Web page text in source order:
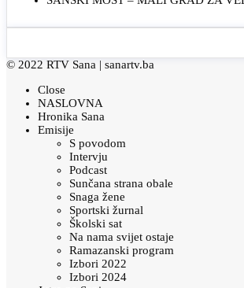
© 2022 RTV Sana | sanartv.ba
Close
NASLOVNA
Hronika Sana
Emisije
S povodom
Intervju
Podcast
Sunčana strana obale
Snaga žene
Sportski žurnal
Školski sat
Na nama svijet ostaje
Ramazanski program
Izbori 2022
Izbori 2024